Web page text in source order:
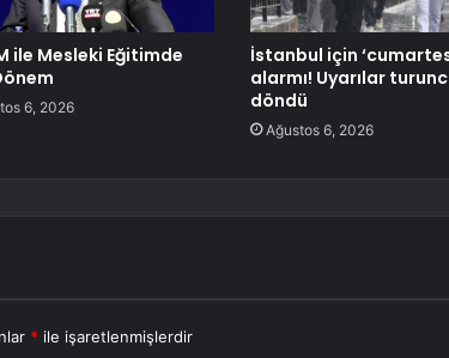
ile Mesleki Eğitimde
6, 2026
İstanbul için
alarmı! Uyarılar
döndü
Ağustos 6, 2026
* ile işaretlenmişlerdir